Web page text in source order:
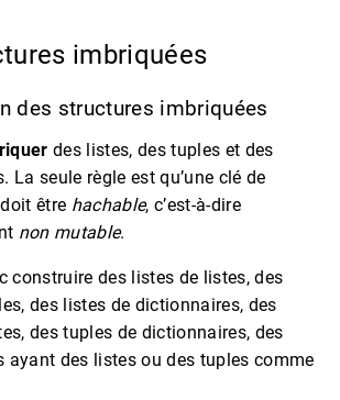
imbriquées
des structures imbriquées
des listes, des tuples et des
La seule règle est qu’une clé de
être hachable, c’est-à-dire
non mutable.
construire des listes de listes, des
des listes de dictionnaires, des
des tuples de dictionnaires, des
ayant des listes ou des tuples comme